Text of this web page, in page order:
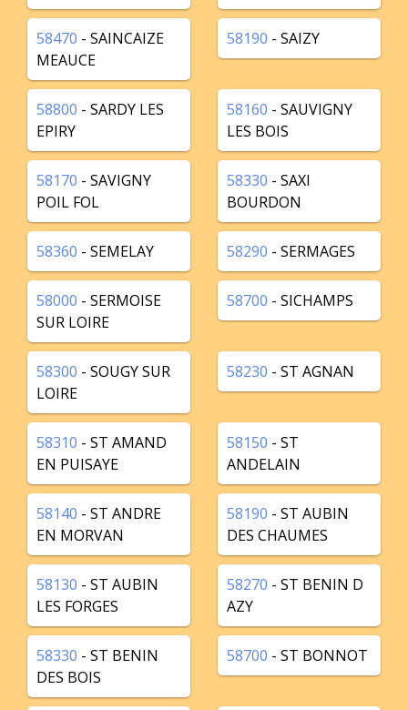
58470 - SAINCAIZE
MEAUCE
58190 - SAIZY
58800 - SARDY LES
EPIRY
58160 - SAUVIGNY
LES BOIS
58170 - SAVIGNY
POIL FOL
58330 - SAXI
BOURDON
58360 - SEMELAY 58290 - SERMAGES
58000 - SERMOISE
SUR LOIRE
58700 - SICHAMPS
58300 - SOUGY SUR
LOIRE
58230 - ST AGNAN
58310 - ST AMAND
EN PUISAYE
58150 - ST
ANDELAIN
58140 - ST ANDRE
EN MORVAN
58190 - ST AUBIN
DES CHAUMES
58130 - ST AUBIN
LES FORGES
58270 - ST BENIN D
AZY
58330 - ST BENIN
DES BOIS
58700 - ST BONNOT